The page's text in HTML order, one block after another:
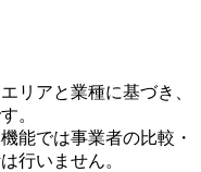
リアと業種に基づき、
。
能では事業者の比較・
行いません。